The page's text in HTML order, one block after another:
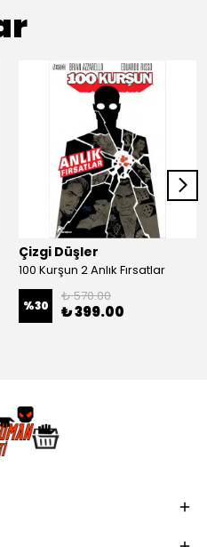
Çizgi Düşler
100 Kurşun 2 Anlık Fırsatlar
%30
₺ 570.00
₺ 399.00